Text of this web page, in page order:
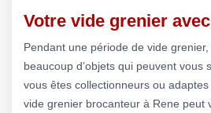
Votre vide grenier
Pendant une période de vide
beaucoup d’objets qui peuvent vous
vous êtes collectionneurs ou
vide grenier brocanteur à Rene peut